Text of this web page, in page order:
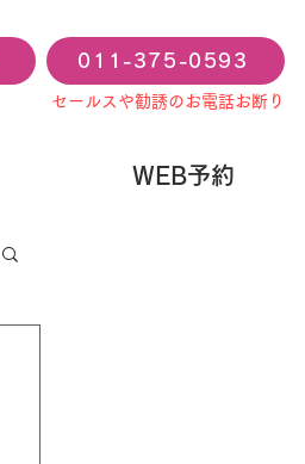
011-375-0593
セールスや勧誘のお電話お断り
WEB予約